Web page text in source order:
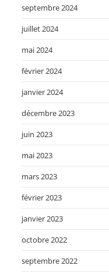
septembre 2024
juillet 2024
mai 2024
février 2024
janvier 2024
décembre 2023
juin 2023
mai 2023
mars 2023
février 2023
janvier 2023
octobre 2022
septembre 2022